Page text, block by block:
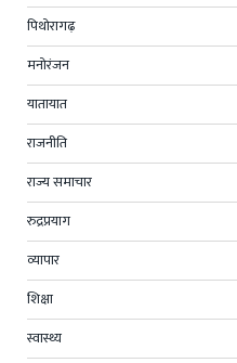
पिथोरागढ़
मनोरंजन
यातायात
राजनीति
राज्य समाचार
रुद्रप्रयाग
व्यापार
शिक्षा
स्वास्थ्य